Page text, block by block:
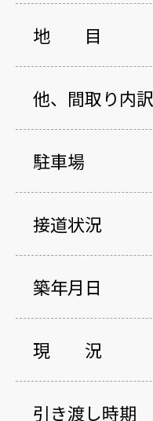
地 目
他、間取り内訳
駐車場
接道状況
築年月日
現 況
引き渡し時期